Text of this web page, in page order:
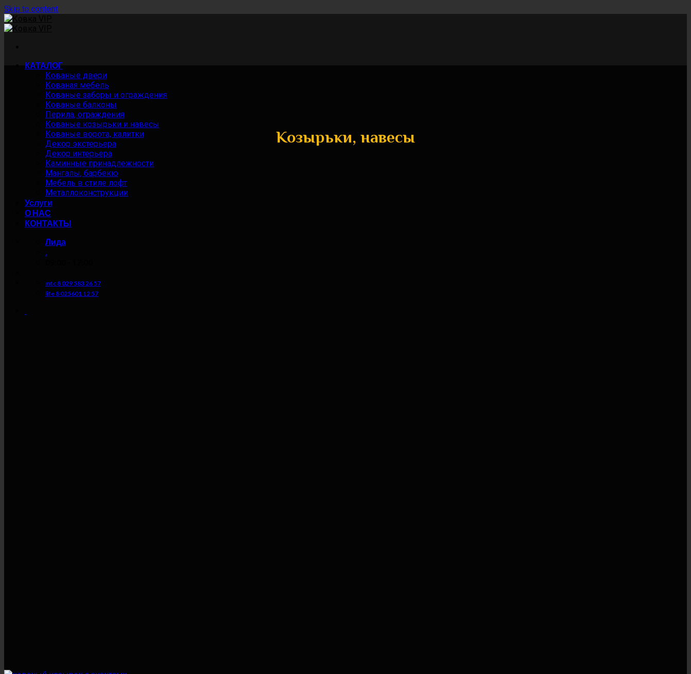
Skip to content
КАТАЛОГ
Кованые двери
Кованая мебель
Кованые заборы и ограждения
Кованые балконы
Перила, ограждения
Кованые козырьки и навесы
Кованые ворота, калитки
Декор экстерьера
Декор интерьера
Каминные принадлежности
Мангалы, барбекю
Мебель в стиле лофт
Металлоконструкции
Услуги
О НАС
КОНТАКТЫ
Лида
.
mtc 8 029 583 26 57
life 8 025601 12 57
Козырьки, навесы